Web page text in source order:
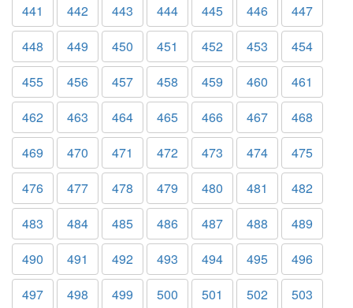
441 442 443 444 445 446
447
448
449 450 451 452 453
454
455
456 457 458 459 460
461
462
463 464 465 466 467
468
469
470 471 472 473 474
475
476
477 478 479 480 481
482
483
484 485 486 487 488
489
490
491 492 493 494 495
496
497
498 499 500 501 502
503